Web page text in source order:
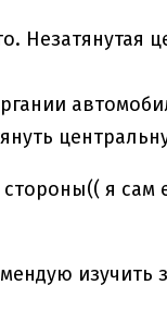
Незатянутая
я сам
изучить